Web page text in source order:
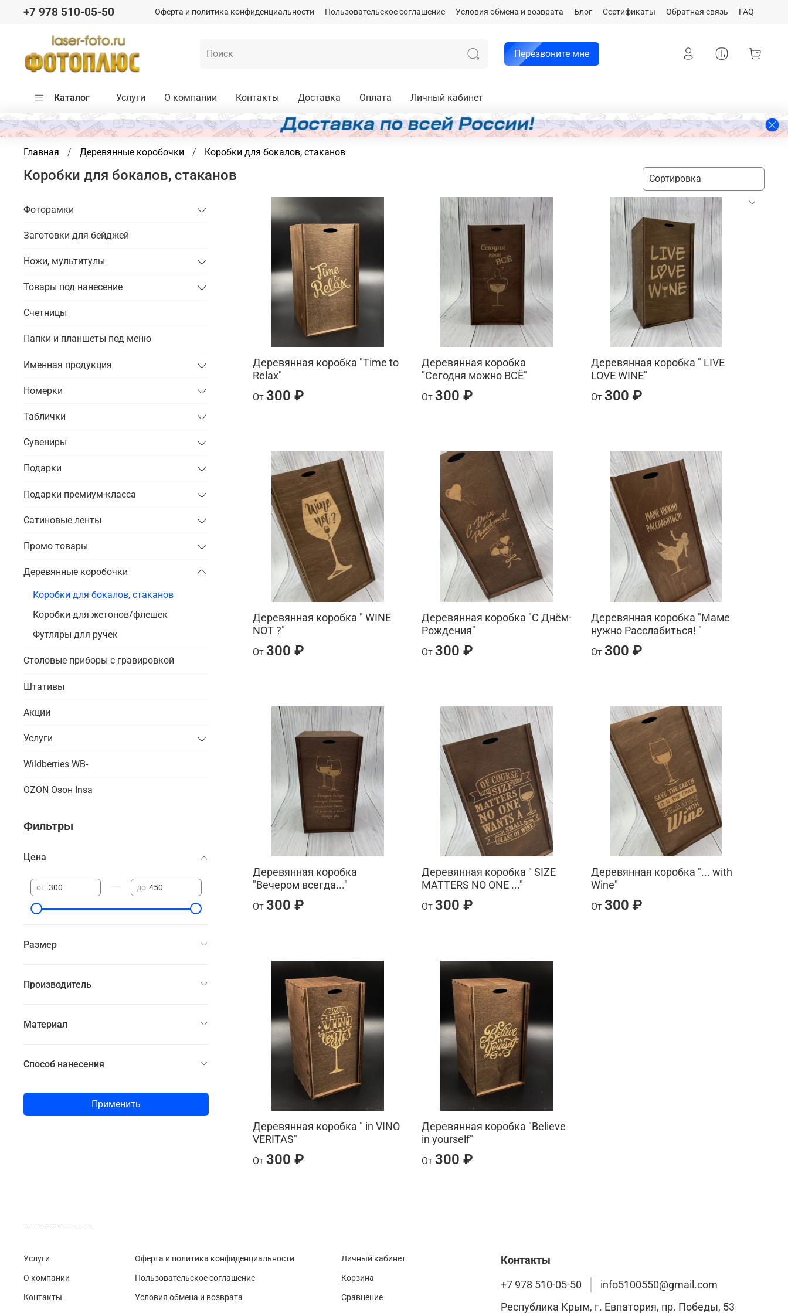
Оферта и политика конфиденциальности Пользовательское соглашение Условия обмена и возврата Блог Сертификаты Обратная связь FAQ
+7 978 510-05-50
Перезвоните мне
Каталог Услуги О компании Контакты Доставка Оплата Личный кабинет
Главная Деревянные коробочки Коробки для бокалов, стаканов
Коробки для бокалов, стаканов
Деревянная коробка "Time to
Relax"
От 300 ₽
Деревянная коробка
"Сегодня можно ВСЁ"
От 300 ₽
Деревянная коробка " LIVE
LOVE WINE"
От 300 ₽
Деревянная коробка " WINE
NOT ?"
От 300 ₽
Деревянная коробка "С Днём-
Рождения"
От 300 ₽
Деревянная коробка "Маме
нужно Расслабиться! "
От 300 ₽
Деревянная коробка
"Вечером всегда..."
От 300 ₽
Деревянная коробка " SIZE
MATTERS NO ONE ..."
От 300 ₽
Деревянная коробка "... with
Wine"
От 300 ₽
Деревянная коробка " in VINO
VERITAS"
От 300 ₽
Деревянная коробка "Believe
in yourself"
От 300 ₽
Фоторамки
Заготовки для бейджей
Ножи, мультитулы
Товары под нанесение
Счетницы
Папки и планшеты под меню
Именная продукция
Номерки
Таблички
Сувениры
Подарки
Подарки премиум-класса
Сатиновые ленты
Промо товары
Деревянные коробочки
Коробки для бокалов, стаканов
Коробки для жетонов/флешек
Футляры для ручек
Столовые приборы с гравировкой
Штативы
Акции
Услуги
Wildberries WB-
OZON Озон Insa
Фильтры
Цена
от до
Размер
Производитель
Материал
Способ нанесения
Применить
Услуги
О компании
Контакты
Оферта и политика конфиденциальности
Пользовательское соглашение
Условия обмена и возврата
Личный кабинет
Корзина
Сравнение
Контакты
+7 978 510-05-50
info5100550@gmail.com
Республика Крым, г. Евпатория, пр. Победы, 53